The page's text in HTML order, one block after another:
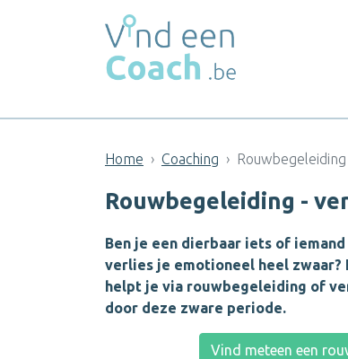
Home Coaching
Rouwbegeleiding -
Ben je een dierbaar iets of
verlies je emotioneel heel zwaar?
helpt je via rouwbegeleiding of
door deze zware periode.
Vind meteen een